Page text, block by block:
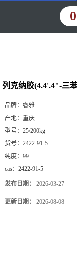
列克纳胶(4.4'.4"-三
品牌： 睿雅
产地： 重庆
型号： 25/200kg
货号： 2422-91-5
纯度： 99
cas： 2422-91-5
发布日期： 2026-03-27
更新日期： 2026-08-08